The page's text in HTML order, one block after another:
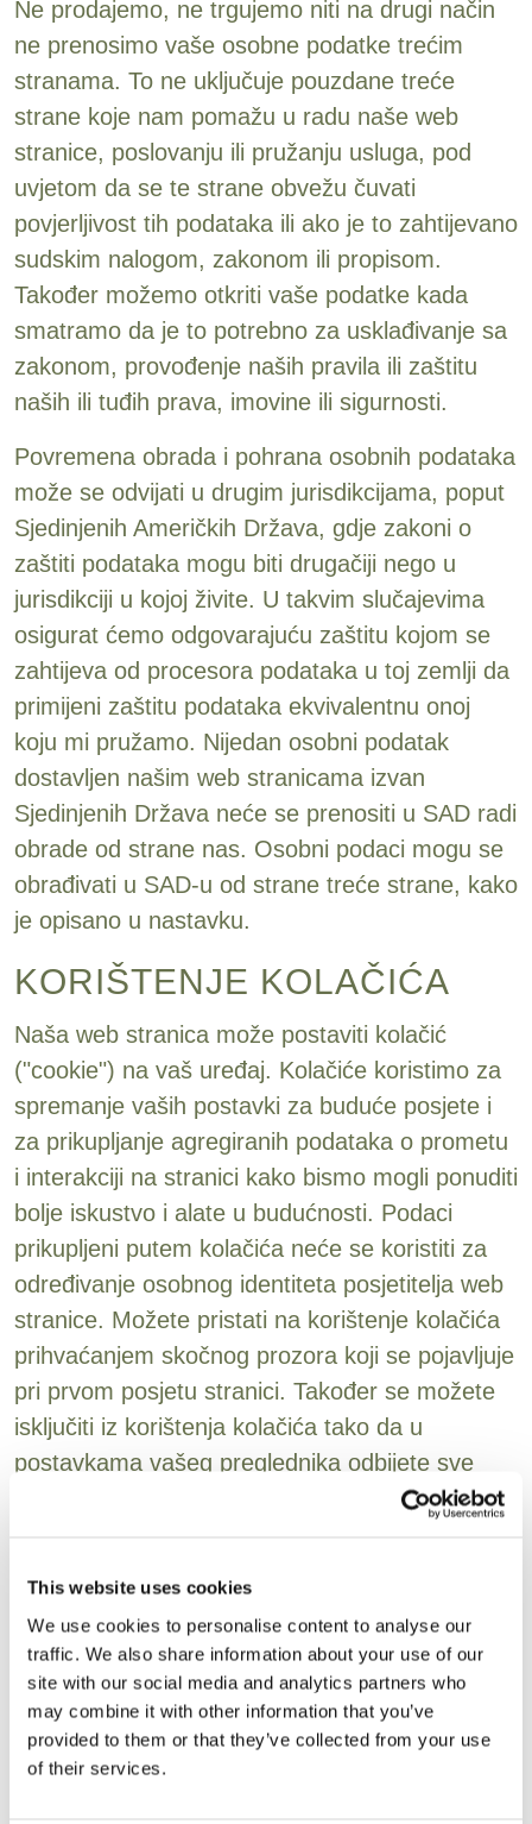
This website uses cookies
We use cookies to personalise content to analyse our
traffic. We also share information about your use of our
site with our social media and analytics partners who
may combine it with other information that you’ve
provided to them or that they’ve collected from your use
of their services.
Ne prodajemo, ne trgujemo niti na drugi način
ne prenosimo vaše osobne podatke trećim
stranama. To ne uključuje pouzdane treće
strane koje nam pomažu u radu naše web
stranice, poslovanju ili pružanju usluga, pod
uvjetom da se te strane obvežu čuvati
povjerljivost tih podataka ili ako je to zahtijevano
sudskim nalogom, zakonom ili propisom.
Također možemo otkriti vaše podatke kada
smatramo da je to potrebno za usklađivanje sa
zakonom, provođenje naših pravila ili zaštitu
naših ili tuđih prava, imovine ili sigurnosti.
Povremena obrada i pohrana osobnih podataka
može se odvijati u drugim jurisdikcijama, poput
Sjedinjenih Američkih Država, gdje zakoni o
zaštiti podataka mogu biti drugačiji nego u
jurisdikciji u kojoj živite. U takvim slučajevima
osigurat ćemo odgovarajuću zaštitu kojom se
zahtijeva od procesora podataka u toj zemlji da
primijeni zaštitu podataka ekvivalentnu onoj
koju mi pružamo. Nijedan osobni podatak
dostavljen našim web stranicama izvan
Sjedinjenih Država neće se prenositi u SAD radi
obrade od strane nas. Osobni podaci mogu se
obrađivati u SAD-u od strane treće strane, kako
je opisano u nastavku.
KORIŠTENJE KOLAČIĆA
Naša web stranica može postaviti kolačić
("cookie") na vaš uređaj. Kolačiće koristimo za
spremanje vaših postavki za buduće posjete i
za prikupljanje agregiranih podataka o prometu
i interakciji na stranici kako bismo mogli ponuditi
bolje iskustvo i alate u budućnosti. Podaci
prikupljeni putem kolačića neće se koristiti za
određivanje osobnog identiteta posjetitelja web
stranice. Možete pristati na korištenje kolačića
prihvaćanjem skočnog prozora koji se pojavljuje
pri prvom posjetu stranici. Također se možete
isključiti iz korištenja kolačića tako da u
postavkama vašeg preglednika odbijete sve
kolačiće ili da vas preglednik obavijesti kada se
POVEZNICE NA TREĆE
STRANE
Na našoj web stranici možemo uključiti ili
ponuditi proizvode ili usluge trećih strana. Te